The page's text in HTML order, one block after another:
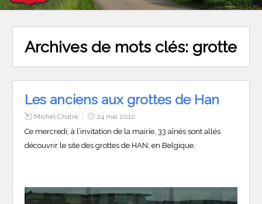
Archives de mots clés: grotte
Les anciens aux grottes de Han
Michel Chatre 24 mai 2012
Ce mercredi, à l’invitation de la mairie, 33 aînés sont allés
découvrir le site des grottes de HAN, en Belgique.